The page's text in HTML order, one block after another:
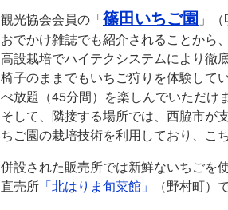
観光協会会員の「篠田いちご園 」
おでかけ雑誌でも紹介されることから
高設栽培でハイテクシステムにより徹
椅子のままでもいちご狩りを体験して
べ放題（45分間）を楽しんでいただけま
そして、隣接する場所では、西脇市が
ちご園の栽培技術を利用しており、こ
併設された販売所では新鮮ないちごを
直売所 「北はりま旬菜館」 （野村町）